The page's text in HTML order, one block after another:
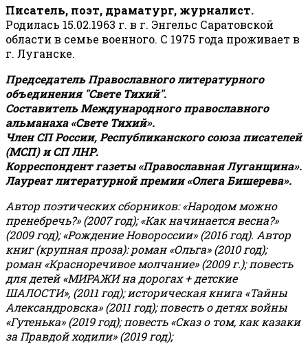
Писатель, поэт, драматург, журналист.
Родилась 15.02.1963 г. в г. Энгельс Саратовской
области в семье военного. С 1975 года проживает в
г. Луганске.
Председатель Православного литературного
объединения "Свете Тихий".
Составитель Международного православного
альманаха «Свете Тихий».
Член СП России, Республиканского союза писателей
(МСП) и СП ЛНР.
Корреспондент газеты «Православная Луганщина».
Лауреат литературной премии «Олега Бишерева».
Автор поэтических сборников: «Народом можно
пренебречь?» (2007 год); «Как начинается весна?»
(2009 год); «Рождение Новороссии» (2016 год). Автор
книг (крупная проза): роман «Ольга» (2010 год);
роман «Красноречивое молчание» (2009 г.); повесть
для детей «МИРАЖИ на дорогах + детские
ШАЛОСТИ», (2011 год); историческая книга «Тайны
Александровска» (2011 год); повесть о детях войны
«Гутенька» (2019 год); повесть «Сказ о том, как казаки
за Правдой ходили» (2019 год);